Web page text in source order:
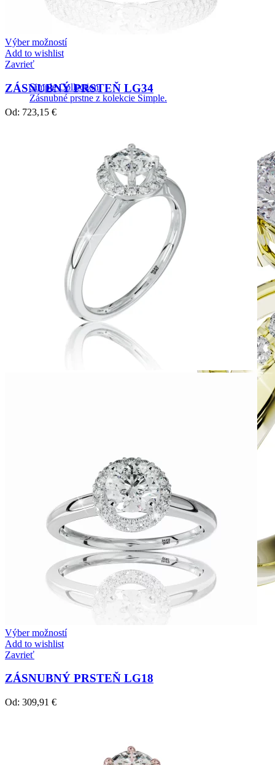
Simple Collection
Zásnubné prstne z kolekcie Simple.
Zásnubné prstne z kolekcie Crown Beauty.
Výber možností
Add to wishlist
Zavrieť
ZÁSNUBNÝ PRSTEŇ LG34
Od: 723,15 €
Výber možností
Add to wishlist
Zavrieť
ZÁSNUBNÝ PRSTEŇ LG18
Od: 309,91 €